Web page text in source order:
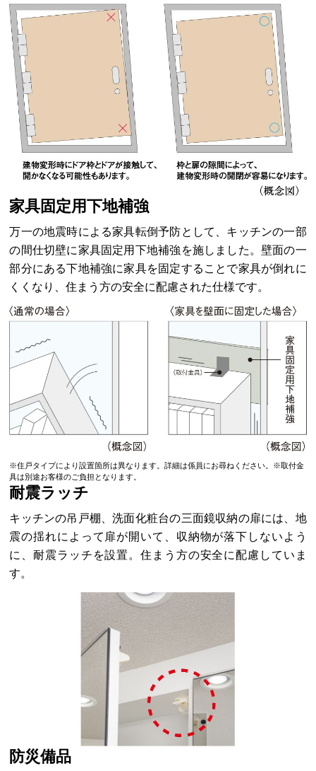
家具固定用下地補強
万一の地震時による家具転倒予防として、キッチンの一部
の間仕切壁に家具固定用下地補強を施しました。壁面の一
部分にある下地補強に家具を固定することで家具が倒れに
くくなり、住まう方の安全に配慮された仕様です。
※住戸タイプにより設置箇所は異なります。詳細は係員にお尋ねください。※取付金
具は別途お客様のご負担となります。
耐震ラッチ
キッチンの吊戸棚、洗面化粧台の三面鏡収納の扉には、地
震の揺れによって扉が開いて、収納物が落下しないよう
に、耐震ラッチを設置。住まう方の安全に配慮していま
す。
防災備品